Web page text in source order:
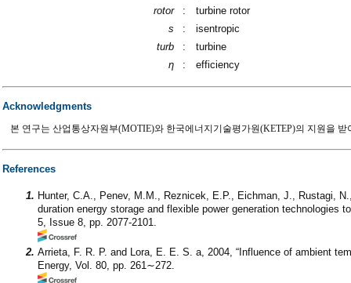
rotor
:
turbine rotor
s
:
isentropic
turb
:
turbine
η
: efficiency
Acknowledgments
본 연구는 산업통상자원부(MOTIE)와 한국에너지기술평가원(KETEP)의 지원을 받
References
1. Hunter, C.A., Penev, M.M., Reznicek, E.P., Eichman, J., Rustagi,
duration energy storage and flexible power generation technologies
5, Issue 8, pp. 2077-2101.
2. Arrieta, F. R. P. and Lora, E. E. S. a, 2004, “Influence of ambient
Energy, Vol. 80, pp. 261∼272.